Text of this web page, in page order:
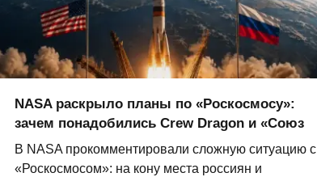
NASA раскрыло планы по «Роскосмосу»:
зачем понадобились Crew Dragon и «Союз
В NASA прокомментировали сложную ситуацию с
«Роскосмосом»: на кону места россиян и